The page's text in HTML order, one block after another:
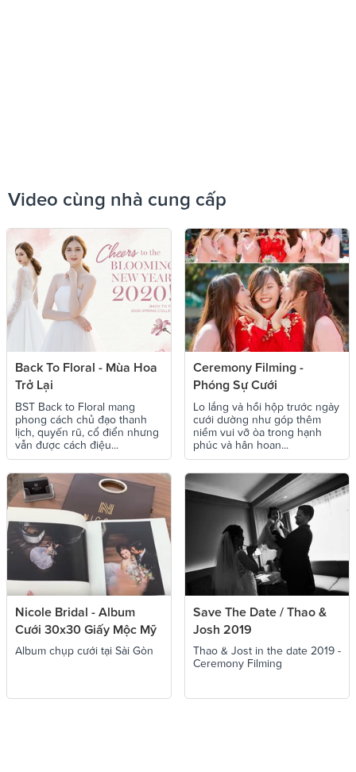
Video cùng nhà cung cấp
Back To Floral - Mùa Hoa
Trở Lại
BST Back to Floral mang
phong cách chủ đạo thanh
lịch, quyến rũ, cổ điển nhưng
vẫn được cách điệu...
Ceremony Filming -
Phóng Sự Cưới
Lo lắng và hồi hộp trước ngày
cưới dường như góp thêm
niềm vui vỡ òa trong hạnh
phúc và hân hoan...
Nicole Bridal - Album
Cưới 30x30 Giấy Mộc Mỹ
Thuật
Album chụp cưới tại Sài Gòn
Save The Date / Thao &
Josh 2019
Thao & Jost in the date 2019 -
Ceremony Filming